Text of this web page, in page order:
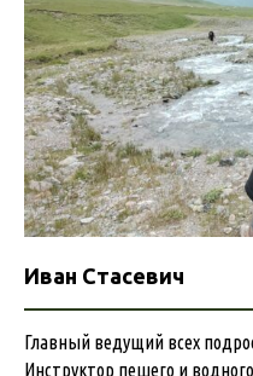
Иван Стасевич
Главный ведущий всех
Инструктор пешего и